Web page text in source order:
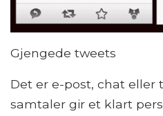
Gjengede tweets
Det er e-post, chat eller
samtaler gir et klart